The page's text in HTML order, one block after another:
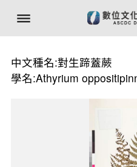
中文種名:對生蹄蓋蕨
學名:Athyrium